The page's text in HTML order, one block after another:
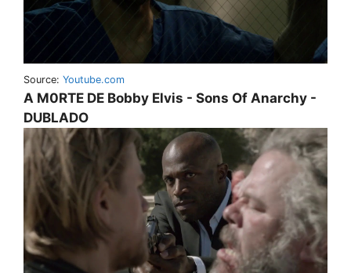
Source: Youtube.com
A M0RTE DE Bobby Elvis - Sons Of Anarchy -
DUBLADO